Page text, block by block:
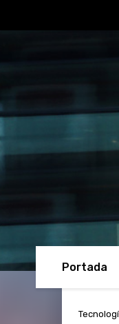
Portada